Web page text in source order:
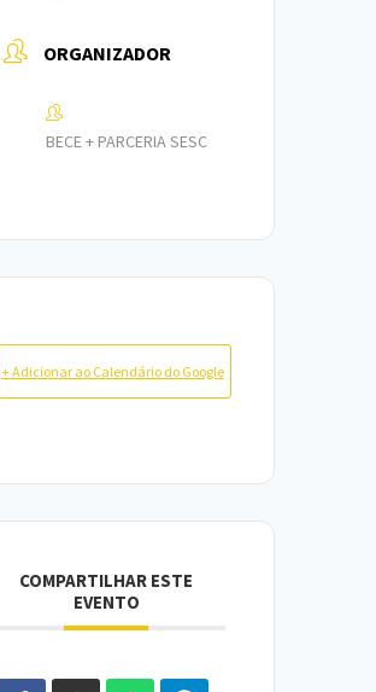
ORGANIZADOR
BECE + PARCERIA SESC
+ Adicionar ao Calendário do Google
COMPARTILHAR ESTE
EVENTO